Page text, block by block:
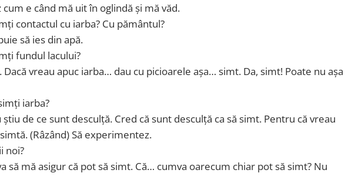
e când mă uit în oglindă și mă văd.
contactul cu iarba? Cu pământul?
să ies din apă.
fundul lacului?
Dacă vreau apuc iarba… dau cu picioarele așa… simt. Da, simt! Poate nu așa
iarba?
știu de ce sunt desculță. Cred că sunt desculță ca să simt. Pentru că vreau
(Râzând) Să experimentez.
noi?
să mă asigur că pot să simt. Că… cumva oarecum chiar pot să simt? Nu